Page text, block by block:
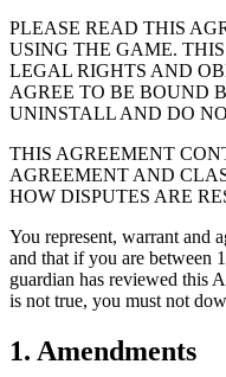
PLEASE READ THIS
USING THE GAME.
LEGAL RIGHTS AND
AGREE TO BE BOUND
UNINSTALL AND DO
THIS AGREEMENT
AGREEMENT AND
HOW DISPUTES ARE
You represent, warrant and
and that if you are between
guardian has reviewed this
is not true, you must not
1. Amendments